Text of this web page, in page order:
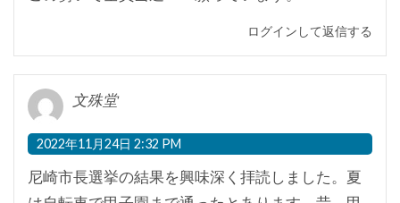
ログインして返信する
文殊堂
2022年11月24日 2:32 PM
尼崎市長選挙の結果を興味深く拝読しました。夏